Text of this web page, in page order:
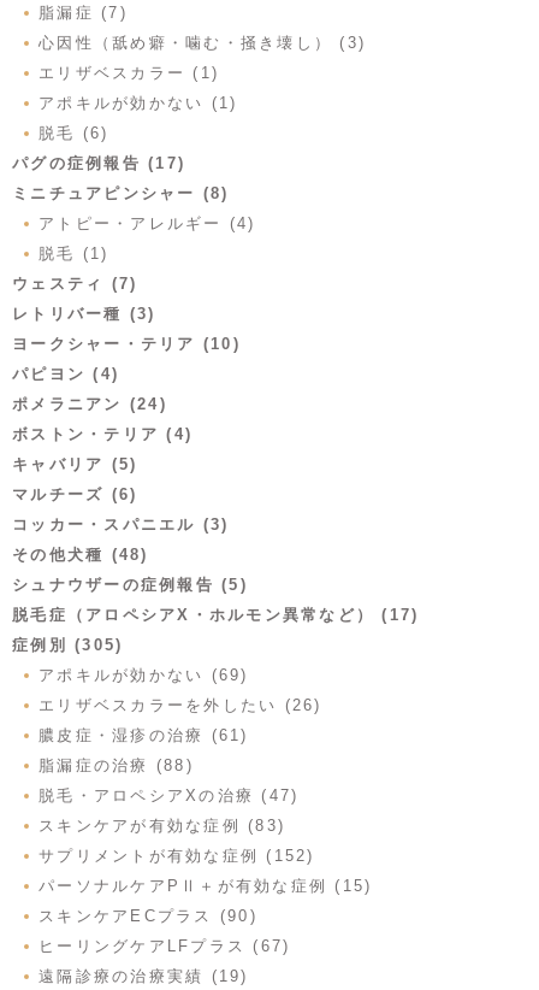
脂漏症 (7)
心因性（舐め癖・噛む・掻き壊し） (3)
エリザベスカラー (1)
アポキルが効かない (1)
脱毛 (6)
パグの症例報告 (17)
ミニチュアピンシャー (8)
アトピー・アレルギー (4)
脱毛 (1)
ウェスティ (7)
レトリバー種 (3)
ヨークシャー・テリア (10)
パピヨン (4)
ポメラニアン (24)
ボストン・テリア (4)
キャバリア (5)
マルチーズ (6)
コッカー・スパニエル (3)
その他犬種 (48)
シュナウザーの症例報告 (5)
脱毛症（アロペシアX・ホルモン異常など） (17)
症例別 (305)
アポキルが効かない (69)
エリザベスカラーを外したい (26)
膿皮症・湿疹の治療 (61)
脂漏症の治療 (88)
脱毛・アロペシアXの治療 (47)
スキンケアが有効な症例 (83)
サプリメントが有効な症例 (152)
パーソナルケアPⅡ＋が有効な症例 (15)
スキンケアECプラス (90)
ヒーリングケアLFプラス (67)
遠隔診療の治療実績 (19)